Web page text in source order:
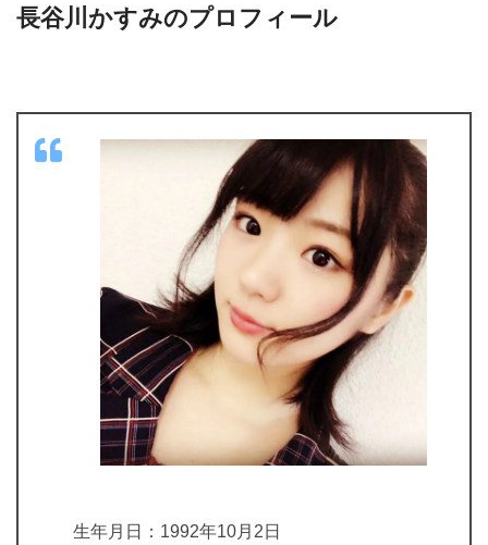
長谷川かすみのプロフィール
生年月日：1992年10月2日